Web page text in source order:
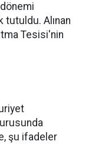
tutuldu. Alınan
Tesisi'nin
şu ifadeler